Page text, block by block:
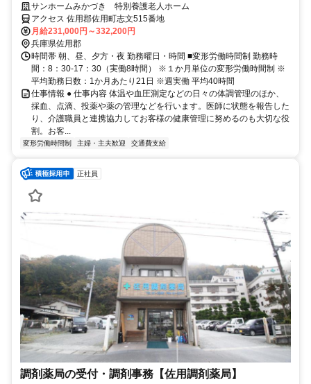
お仕事（夜勤無し）
サンホームみかづき 特別養護老人ホーム
アクセス 佐用郡佐用町志文515番地
月給231,000円～332,200円
兵庫県佐用郡
時間帯 朝、昼、夕方・夜 勤務曜日・時間 ■変形労働時間制 勤務時
間：8：30-17：30（実働8時間） ※１か月単位の変形労働時間制 ※
平均勤務日数：1か月あたり21日 ※週実働 平均40時間
仕事情報 ● 仕事内容 体温や血圧測定などの日々の体調管理のほか、
採血、点滴、投薬や薬の管理などを行います。医師に状態を報告した
り、介護職員と連携協力してお客様の健康管理に努めるのも大切な役
割。お客...
変形労働時間制 主婦・主夫歓迎 交通費支給
正社員
調剤薬局の受付・調剤事務【佐用調剤薬局】